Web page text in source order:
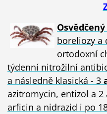
boreliozy a
ortodoxní
týdenní nitrožilní
a následně klasická - 3
azitromycin, entizol a 2
arficin a nidrazid i po